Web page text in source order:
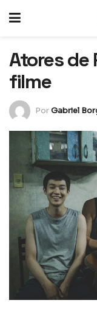
Atores de
filme
PorGabriel